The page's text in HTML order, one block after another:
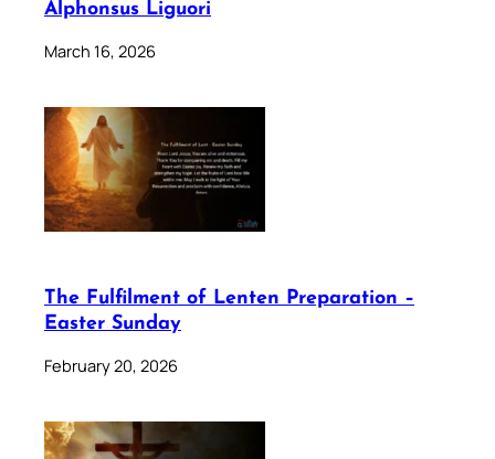
Alphonsus Liguori
March 16, 2026
The Fulfilment of Lenten Preparation –
Easter Sunday
February 20, 2026